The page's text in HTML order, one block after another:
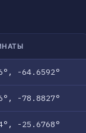
-64.6592°
-78.8827°
-25.6768°